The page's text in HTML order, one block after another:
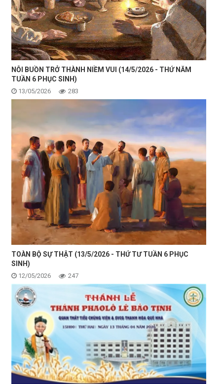
NỖI BUỒN TRỞ THÀNH NIỀM VUI (14/5/2026 - THỨ NĂM
TUẦN 6 PHỤC SINH)
13/05/2026 283
TOÀN BỘ SỰ THẬT (13/5/2026 - THỨ TƯ TUẦN 6 PHỤC
SINH)
12/05/2026 247